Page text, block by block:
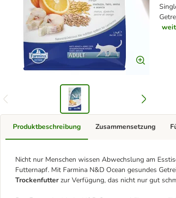
Produktbeschreibung
Nicht nur Menschen wissen Abwechslung am
Futternapf. Mit Farmina N&D Ocean gesundes
Trockenfutterzur Verfügung, das nicht nur gut
Zusammensetzung